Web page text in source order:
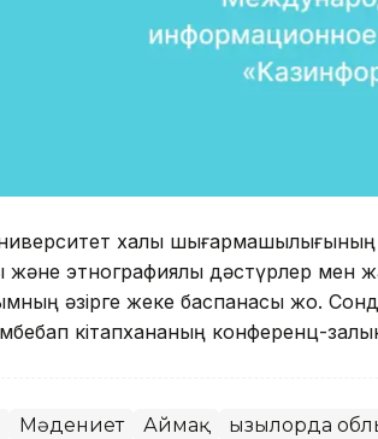
халық шығармашылығының
және этнографиялық дәстүрлер
әзірге жеке баспанасы жоқ.
кітапхананың конференц-
Мәдениет Аймақ Қызылорда